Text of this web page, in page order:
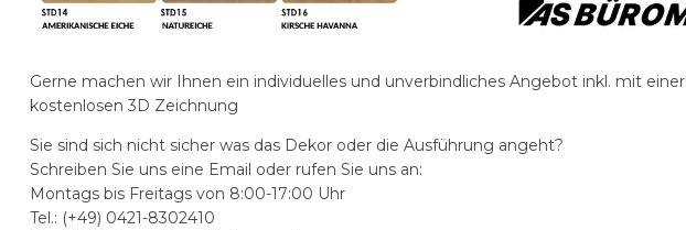
Gerne machen wir Ihnen ein individuelles und unverbindliches Angebot inkl. mit einer
kostenlosen 3D Zeichnung
Sie sind sich nicht sicher was das Dekor oder die Ausführung angeht?
Schreiben Sie uns eine Email oder rufen Sie uns an:
Montags bis Freitags von 8:00-17:00 Uhr
Tel.: (+49) 0421-8302410